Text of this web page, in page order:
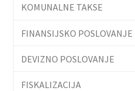
KOMUNALNE TAKSE
FINANSIJSKO POSLOVANJE
DEVIZNO POSLOVANJE
FISKALIZACIJA